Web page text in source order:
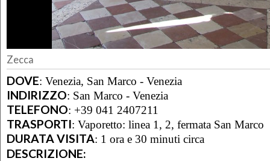
Zecca
DOVE: Venezia, San Marco - Venezia
INDIRIZZO: San Marco - Venezia
TELEFONO: +39 041 2407211
TRASPORTI: Vaporetto: linea 1, 2, fermata San Marco
DURATA VISITA: 1 ora e 30 minuti circa
DESCRIZIONE: